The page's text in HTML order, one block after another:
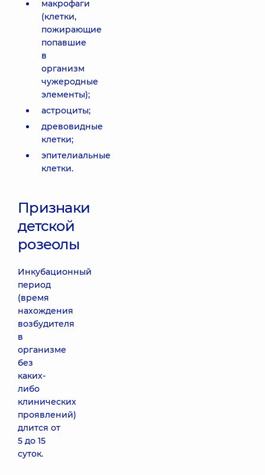
макрофаги
(клетки,
пожирающие
попавшие
в
организм
чужеродные
элементы);
астроциты;
древовидные
клетки;
эпителиальные
клетки.
Признаки
детской
розеолы
Инкубационный
период
(время
нахождения
возбудителя
в
организме
без
каких-
либо
клинических
проявлений)
длится от
5 до 15
суток.